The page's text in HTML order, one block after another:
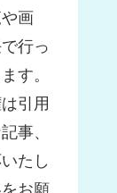
画
行っ
す。
引用
事、
たし